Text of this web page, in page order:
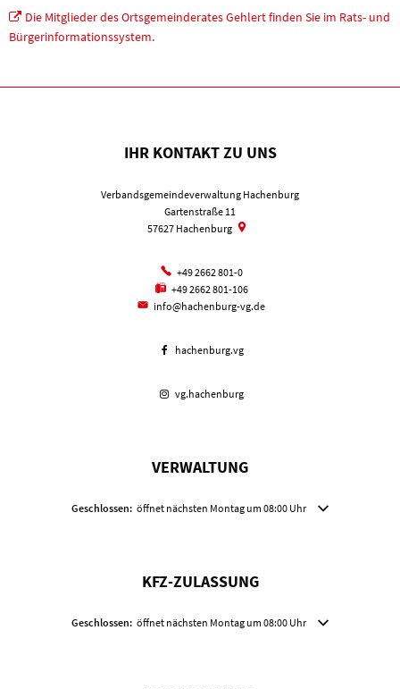
Die Mitglieder des Ortsgemeinderates Gehlert finden Sie im Rats- und
Bürgerinformationssystem.
IHR KONTAKT ZU UNS
Verbandsgemeindeverwaltung Hachenburg
Gartenstraße 11
57627 Hachenburg
+49 2662 801-0
+49 2662 801-106
info@hachenburg-vg.de
hachenburg.vg
vg.hachenburg
VERWALTUNG
Klicken, um weitere Öffnungs- oder Schließzeiten auszublenden
Geschlossen: öffnet nächsten Montag um 08:00 Uhr
KFZ-ZULASSUNG
Klicken, um weitere Öffnungs- oder Schließzeiten auszublenden
Geschlossen: öffnet nächsten Montag um 08:00 Uhr